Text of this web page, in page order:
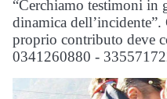
“Cerchiamo testimoni in
dinamica
proprio contributo deve
0341260880 -